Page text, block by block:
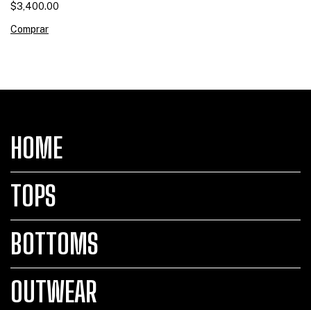
$3,400.00
Comprar
HOME
TOPS
BOTTOMS
OUTWEAR